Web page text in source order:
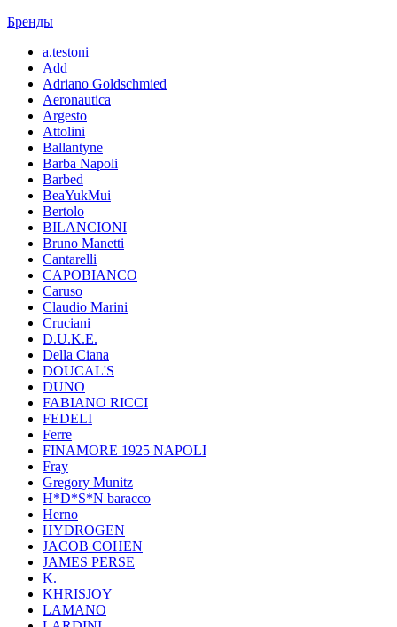
Бренды
a.testoni
Add
Adriano Goldschmied
Aeronautica
Argesto
Attolini
Ballantyne
Barba Napoli
Barbed
BeaYukMui
Bertolo
BILANCIONI
Bruno Manetti
Cantarelli
CAPOBIANCO
Caruso
Claudio Marini
Cruciani
D.U.K.E.
Della Ciana
DOUCAL'S
DUNO
FABIANO RICCI
FEDELI
Ferre
FINAMORE 1925 NAPOLI
Fray
Gregory Munitz
H*D*S*N baracco
Herno
HYDROGEN
JACOB COHEN
JAMES PERSE
K.
KHRISJOY
LAMANO